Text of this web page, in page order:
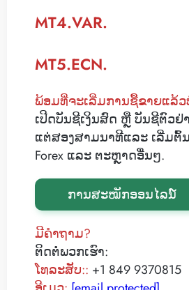
MT4.VAR.
MT5.ECN.
ພ້ອມທີ່ຈະເລີ່ມການຊື້ຂາຍແລ້ວ
ເປີດບັນຊີເງິນສົດ ຫຼື ບັນຊີຕົວຢ່
ແຕ່ສອງສາມນາທີແລະ ເລີ່ມຕົ້
Forex ແລະ ຕະຫຼາດອື່ນໆ.
ການສະໝັກອອນໄລນ໌
ມີຄໍາຖາມ?
ຕິດຕໍ່ພວກເຮົາ:
ໂທລະສັບ:: +1 849 9370815